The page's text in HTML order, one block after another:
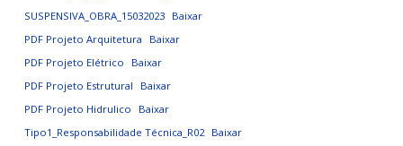
SUSPENSIVA_OBRA_15032023
Baixar
PDF Projeto Arquitetura
Baixar
PDF Projeto Elétrico
Baixar
PDF Projeto Estrutural
Baixar
PDF Projeto Hidrulico
Baixar
Tipo1_Responsabilidade Técnica_R02
Baixar